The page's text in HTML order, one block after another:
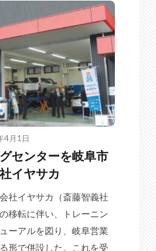
4月1日
センターを岐阜市
イヤサカ
社イヤサカ（斎藤智義社
移転に伴い、トレーニン
ーアルを図り、岐阜営業
形で併設した。これを受